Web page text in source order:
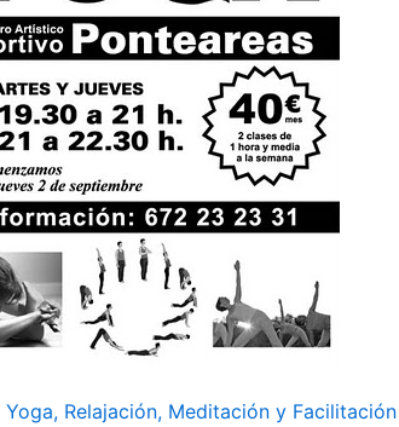
Yoga, Relajación, Meditación y Facilitación